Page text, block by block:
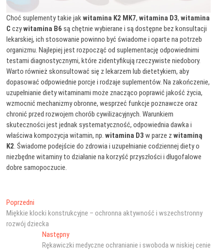
Choć suplementy takie jakwitamina K2 MK7,witamina D3,witamina
C czywitamina B6 są chętnie wybierane i są dostępne bez konsultacji
lekarskiej, ich stosowanie powinno być świadome i oparte na potrzeb
organizmu. Najlepiej jest rozpocząć od suplementację odpowiednimi
testami diagnostycznymi, które zidentyfikują rzeczywiste niedobory.
Warto również skonsultować się z lekarzem lub dietetykiem, aby
dopasować odpowiednie porcje i rodzaje suplementów. Na zakończenie,
uzupełnianie diety witaminami może znacząco poprawić jakość życia,
wzmocnić mechanizmy obronne, wesprzeć funkcje poznawcze oraz
chronić przed rozwojem chorób cywilizacyjnych. Warunkiem
skuteczności jest jednak systematyczność, odpowiednia dawka i
właściwa kompozycja witamin, np.witamina D3 w parze zwitaminą
K2 . Świadome podejście do zdrowia i uzupełnianie codziennej diety o
niezbędne witaminy to działanie na korzyść przyszłości i długofalowe
dobre samopoczucie.
Nawigacja
wpisu
Poprzedni
wpis:
Miękkie klocki konstrukcyjne – ochronna aktywność i wszechstronny
rozwój dziecka
NastępnyNastępny
wpis:
Rękawiczki medyczne ochranianie i swoboda w niskiej cenie